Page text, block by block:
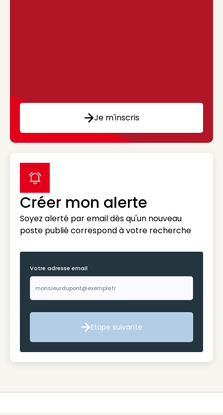
Je m'inscris
Créer mon alerte
Soyez alerté par email dès qu'un nouveau
poste publié correspond à votre recherche
label icon
Votre adresse email*
Etape suivante
Etape suivante